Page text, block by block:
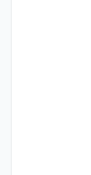
که به
شما را
دارید،